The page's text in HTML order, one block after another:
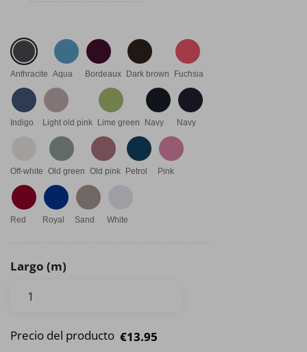
Anthracite Aqua Bordeaux Dark brown Fuchsia
Indigo Light old pink Lime green Navy Navy
Off-white Old green Old pink Petrol Pink
Red Royal Sand White
Largo (m)
Precio del producto €13.95